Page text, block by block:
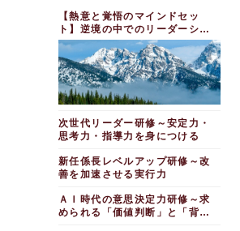
【熱意と覚悟のマインドセッ
ト】逆境の中でのリーダーシッ
プ研修
次世代リーダー研修～安定力・
思考力・指導力を身につける
新任係長レベルアップ研修～改
善を加速させる実行力
ＡＩ時代の意思決定力研修～求
められる「価値判断」と「背負